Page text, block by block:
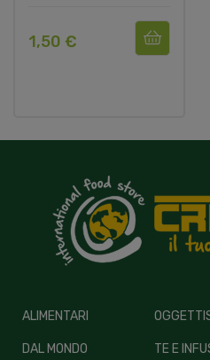
1,50 €
ALIMENTARI
DAL MONDO TE E